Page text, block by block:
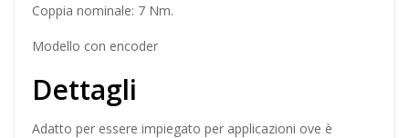
Coppia nominale: 7 Nm.
Modello con encoder
Dettagli
Adatto per essere impiegato per applicazioni ove è